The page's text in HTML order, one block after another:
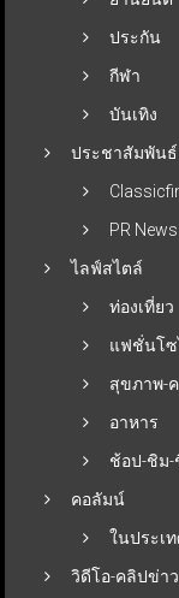
ประกัน
กีฬา
บันเทิง
ประชาสัมพันธ์
PR
ไลฟ์สไตล์
ท่องเที่ยว
แฟชั่นโซ
สุขภาพ-
อาหาร
ช้อป-ชิม-
คอลัมน์
ในประเ
วิดีโอ-คลิปข่าว